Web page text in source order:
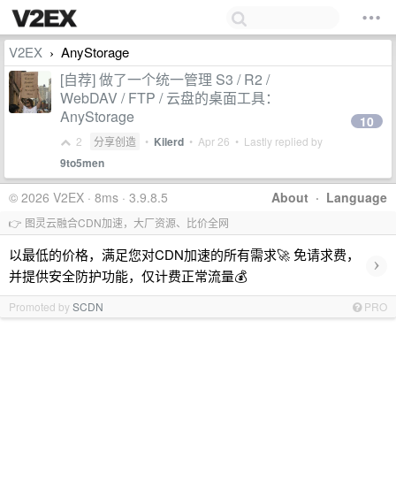
V2EX › AnyStorage
[自荐] 做了一个统一管理 S3 / R2 /
WebDAV / FTP / 云盘的桌面工具：
AnyStorage
2 分享创造 • Kilerd • Apr 26 • Lastly replied by
9to5men
10
About · Language
© 2026 V2EX · 8ms · 3.9.8.5
👉 图灵云融合CDN加速，大厂资源、比价全网
以最低的价格，满足您对CDN加速的所有需求🚀 免请求费，
并提供安全防护功能，仅计费正常流量💰
›
Promoted bySCDN PRO